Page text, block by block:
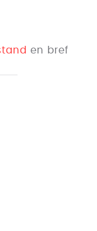
en bref